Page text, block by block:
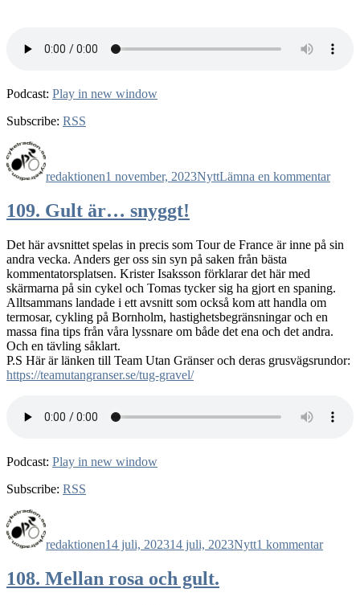
Podcast: Play in new window
Subscribe: RSS
redaktionen1 november, 2023NyttLämna en kommentar
109. Gult är… snyggt!
Det här avsnittet spelas in precis som Tour de France är inne på sin
andra vecka. Anders ger oss sin syn på saken från bästa
kommentatorsplatsen. Krister Isaksson förklarar det här med
skärmarna på sin cykel och Tomas tycker sig ha gjort en spaning.
Alltsammans landade i ett avsnitt som också kom att handla om
termosar, cykling på Bornholm, hastighetsbegränsningar och en
massa fina tips från våra lyssnare om både det ena och det andra.
Och en tävling såklart.
P.S Här är länken till Team Utan Gränser och deras grusvägsrundor:
https://teamutangranser.se/tug-gravel/
Podcast: Play in new window
Subscribe: RSS
redaktionen14 juli, 202314 juli, 2023Nytt1 kommentarGult
108. Mellan rosa och gult.